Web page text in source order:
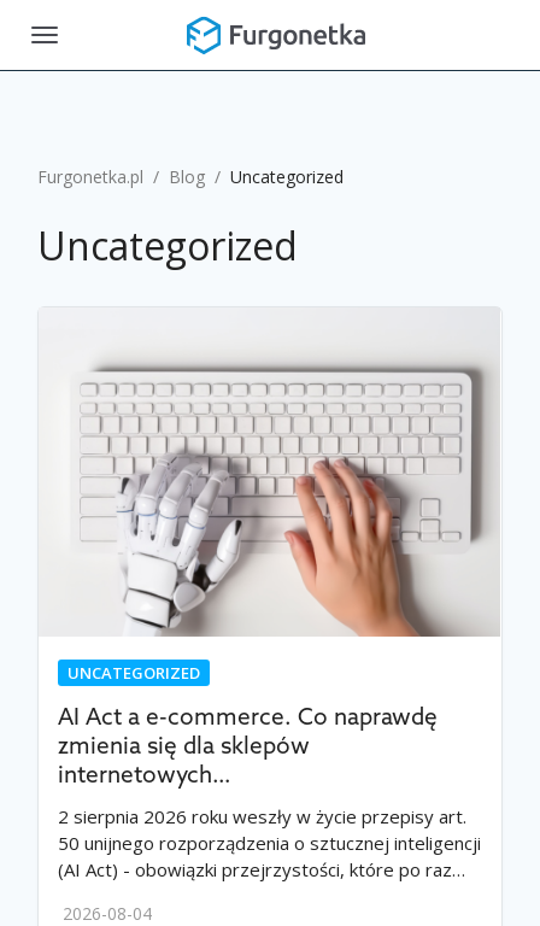
Toggle
Furgonetka.pl / Blog /Uncategorized
Uncategorized
UNCATEGORIZED
AI Act a e-commerce. Co naprawdę
zmienia się dla sklepów
internetowych…
2 sierpnia 2026 roku weszły w życie przepisy art.
50 unijnego rozporządzenia o sztucznej inteligencji
(AI Act) - obowiązki przejrzystości, które po raz…
2026-08-04